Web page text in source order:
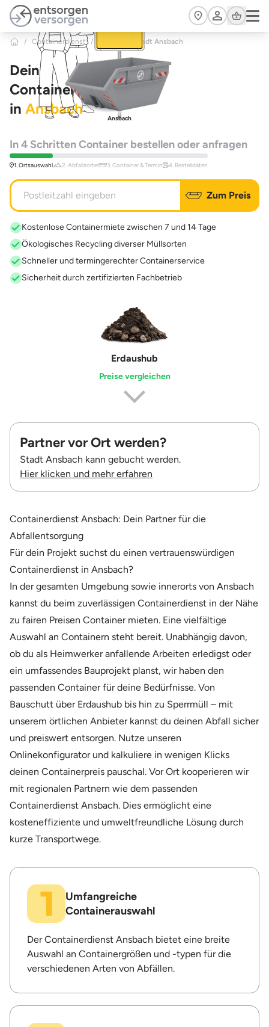
Zum Hauptinhalt springen
Cart
/ Containerdienst / Stadt Ansbach
Dein
Containerdienst
in Ansbach
Ansbach
In 4 Schritten Container bestellen oder anfragen
1. Ortsauswahl 2. Abfallsorte 3. Container & Termin 4. Bestelldaten
Zum Preis
Kostenlose Containermiete zwischen 7 und 14 Tage
Ökologisches Recycling diverser Müllsorten
Schneller und termingerechter Containerservice
Sicherheit durch zertifizierten Fachbetrieb
Erdaushub
Preise vergleichen
Partner vor Ort werden?
Stadt Ansbach kann gebucht werden.
Hier klicken und mehr erfahren
Containerdienst Ansbach: Dein Partner für die
Abfallentsorgung
Für dein Projekt suchst du einen vertrauenswürdigen
Containerdienst in Ansbach?
In der gesamten Umgebung sowie innerorts von Ansbach
kannst du beim zuverlässigen Containerdienst in der Nähe
zu fairen Preisen Container mieten. Eine vielfältige
Auswahl an Containern steht bereit. Unabhängig davon,
ob du als Heimwerker anfallende Arbeiten erledigst oder
ein umfassendes Bauprojekt planst, wir haben den
passenden Container für deine Bedürfnisse. Von
Bauschutt über Erdaushub bis hin zu Sperrmüll – mit
unserem örtlichen Anbieter kannst du deinen Abfall sicher
und preiswert entsorgen. Nutze unseren
Onlinekonfigurator und kalkuliere in wenigen Klicks
deinen Containerpreis pauschal. Vor Ort kooperieren wir
mit regionalen Partnern wie dem passenden
Containerdienst Ansbach. Dies ermöglicht eine
kosteneffiziente und umweltfreundliche Lösung durch
kurze Transportwege.
Umfangreiche
Containerauswahl
Der Containerdienst Ansbach bietet eine breite
Auswahl an Containergrößen und -typen für die
verschiedenen Arten von Abfällen.